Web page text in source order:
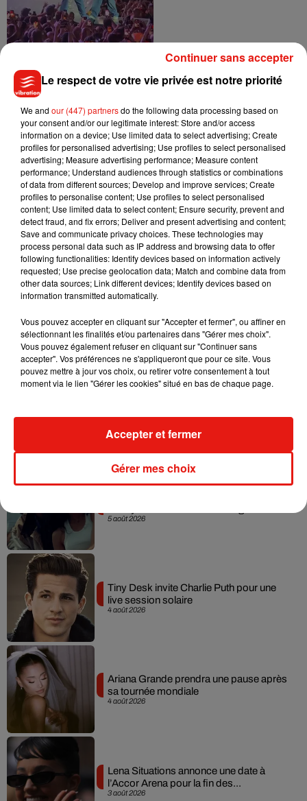
31 juillet 2026
Pourquoi le groupe de K-
pop BTS a décidé de
boycotter les Grammy...
Ceuta : le mécanisme
invisible qui explique les
arrivées massives...
1 2 3 4 5
5 août 2026
4 août 2026
Tiny Desk invite Charlie Puth pour une
live session solaire
4 août 2026
Ariana Grande prendra une pause après
sa tournée mondiale
3 août 2026
Lena Situations annonce une date à
l’Accor Arena pour la fin des...
Le respect de votre vie privée est notre priorité
We and our (447) partnersdo the following data processing based on
your consent and/or our legitimate interest: Store and/or access
information on a device; Use limited data to select advertising; Create
profiles for personalised advertising; Use profiles to select personalised
advertising; Measure advertising performance; Measure content
performance; Understand audiences through statistics or combinations
of data from different sources; Develop and improve services; Create
profiles to personalise content; Use profiles to select personalised
content; Use limited data to select content; Ensure security, prevent and
detect fraud, and fix errors; Deliver and present advertising and content;
Save and communicate privacy choices. These technologies may
process personal data such as IP address and browsing data to offer
following functionalities: Identify devices based on information actively
requested; Use precise geolocation data; Match and combine data from
other data sources; Link different devices; Identify devices based on
information transmitted automatically.
Vous pouvez accepter en cliquant sur "Accepter et fermer", ou affiner en
sélectionnant les finalités et/ou partenaires dans "Gérer mes choix".
Vous pouvez également refuser en cliquant sur "Continuer sans
accepter". Vos préférences ne s'appliqueront que pour ce site. Vous
pouvez mettre à jour vos choix, ou retirer votre consentement à tout
moment via le lien "Gérer les cookies" situé en bas de chaque page.
Gérer mes choix
Accepter et fermer
Continuer sans accepter